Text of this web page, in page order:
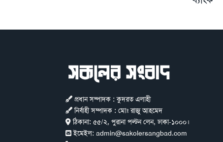
প্রধান সম্পাদক : কুদরত এলাহী
নির্বাহী সম্পাদক : মোঃ রাজু আহমেদ
ঠিকানা: ৫৫/২, পুরানা পল্টন লেন, ঢাকা-১০০০।
ইমেইল: admin@sakolersangbad.com